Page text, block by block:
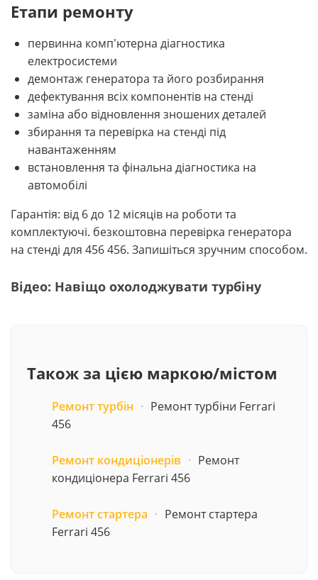
Етапи ремонту
первинна комп'ютерна діагностика
електросистеми
демонтаж генератора та його розбирання
дефектування всіх компонентів на стенді
заміна або відновлення зношених деталей
збирання та перевірка на стенді під
навантаженням
встановлення та фінальна діагностика на
автомобілі
Гарантія: від 6 до 12 місяців на роботи та
комплектуючі. безкоштовна перевірка генератора
на стенді для 456 456. Запишіться зручним способом.
Відео: Навіщо охолоджувати турбіну
Також за цією маркою/містом
Ремонт турбін · Ремонт турбіни Ferrari
456
Ремонт кондиціонерів · Ремонт
кондиціонера Ferrari 456
Ремонт стартера · Ремонт стартера
Ferrari 456